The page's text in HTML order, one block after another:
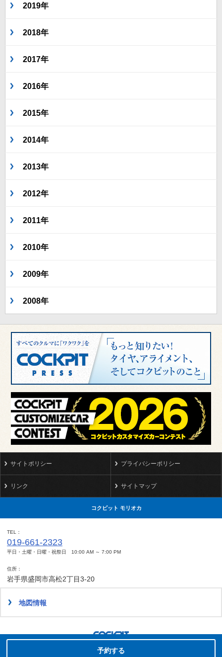
2019年
2018年
2017年
2016年
2015年
2014年
2013年
2012年
2011年
2010年
2009年
2008年
サイトポリシー プライバシーポリシー
リンク サイトマップ
コクピット モリオカ
TEL
019-661-2323
平日・土曜・日曜・祝祭日 10:00 AM ～ 7:00 PM
住所
岩手県盛岡市高松2丁目3-20
地図情報
Copyright(C)2008-2022 COCKPIT MORIOKA.All rights reserved.
予約する